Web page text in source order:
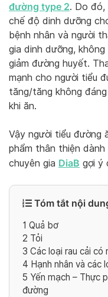
đường type 2. Do đó,
chế độ dinh dưỡng
bệnh nhân và người
gia dinh dưỡng,
giảm đường huyết.
mạnh cho người tiểu
tăng/tăng không
khi ăn.
Vậy người tiểu đường
phẩm thân thiện
chuyên gia DiaB gợi ý
Tóm tắt nội
1 Quả bơ
2 Tỏi
3 Các loại rau cải có
4 Hạnh nhân và các
5 Yến mạch – Thực
đường